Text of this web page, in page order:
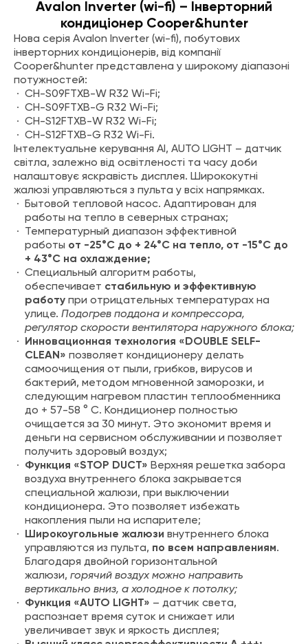
Avalon Inverter (wi-fi) – Інверторний
кондиціонер Cooper&hunter
Нова серія Avalon Inverter (wi-fi), побутових
інверторних кондиціонерів, від компанії
Cooper&hunter представлена ​​у широкому діапазоні
потужностей:
CH-S09FTXB-W R32 Wi-Fi;
CH-S09FTXB-G R32 Wi-Fi;
CH-S12FTXB-W R32 Wi-Fi;
CH-S12FTXB-G R32 Wi-Fi.
Інтелектуальне керування AI, AUTO LIGHT – датчик
світла, залежно від освітленості та часу доби
налаштовує яскравість дисплея. Ширококутні
жалюзі управляються з пульта у всіх напрямках.
Бытовой тепловой насос. Адаптирован для
работы на тепло в северных странах;
Температурный диапазон эффективной
работы от -25°C до + 24°C на тепло, от -15°C до
+ 43°C на охлаждение;
Специальный алгоритм работы,
обеспечивает стабильную и эффективную
работу при отрицательных температурах на
улице. Подогрев поддона и компрессора,
регулятор скорости вентилятора наружного блока;
Инновационная технология «DOUBLE SELF-
CLEAN» позволяет кондиционеру делать
самоочищения от пыли, грибков, вирусов и
бактерий, методом мгновенной заморозки, и
следующим нагревом пластин теплообменника
до + 57-58 ° C. Кондиционер полностью
очищается за 30 минут. Это экономит время и
деньги на сервисном обслуживании и позволяет
получить здоровый воздух;
Функция «STOP DUCT» Верхняя решетка забора
воздуха внутреннего блока закрывается
специальной жалюзи, при выключении
кондиционера. Это позволяет избежать
накопления пыли на испарителе;
Широкоугольные жалюзи внутреннего блока
управляются из пульта, по всем направлениям.
Благодаря двойной горизонтальной
жалюзи, горячий воздух можно направить
вертикально вниз, а холодное к потолку;
Функция «AUTO LIGHT» – датчик света,
распознает время суток и снижает или
увеличивает звук и яркость дисплея;